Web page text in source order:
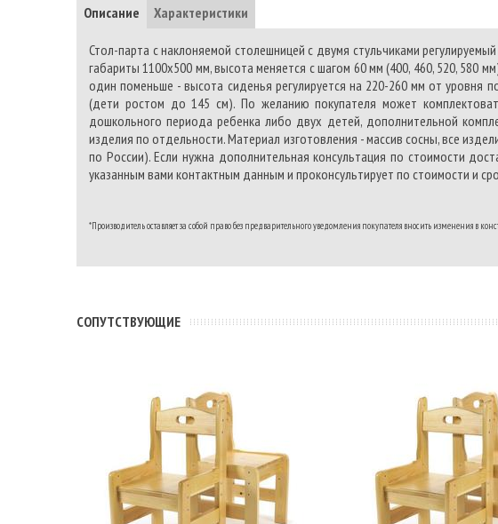
Описание Характеристики
Стол-парта с наклоняемой столешницей с двумя стульчиками
габариты 1100х500 мм, высота меняется с шагом 60 мм (400, 460, 520, 580
один поменьше - высота сиденья регулируется на 220-260 мм от уровня
(дети ростом до 145 см). По желанию покупателя может
дошкольного периода ребенка либо двух детей, дополнительной
изделия по отдельности. Материал изготовления - массив сосны, все
по России). Если нужна дополнительная консультация по стоимости
указанным вами контактным данным и проконсультирует по стоимости и
*Производитель оставляет за собой право без предварительного уведомления покупателя вносить изменения в
CОПУТСТВУЮЩИЕ